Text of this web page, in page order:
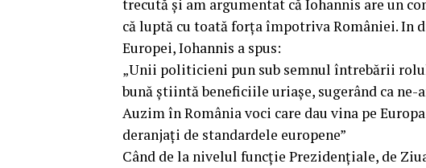
trecută și am argumentat că Iohannis are un
că luptă cu toată forța împotriva României. In
Europei, Iohannis a spus:
„Unii politicieni pun sub semnul întrebării
bună ştiintă beneficiile uriaşe, sugerând ca
Auzim în România voci care dau vina pe
deranjaţi de standardele europene”
Când de la nivelul funcție Prezidențiale, de